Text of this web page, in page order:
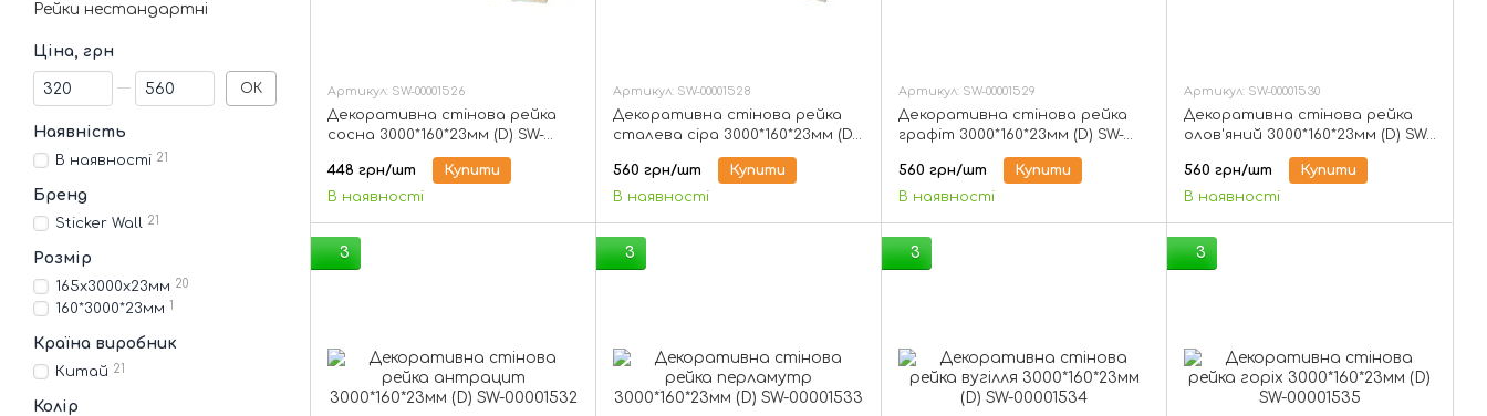
Артикул: SW-00001526
Декоративна стінова рейка
сосна 3000*160*23мм (D) SW-
448 грн/шт
Купити
В наявності
Артикул: SW-00001528
Декоративна стінова рейка
сталева сіра 3000*160*23мм (D)
560 грн/шт
Купити
В наявності
Артикул: SW-00001529
Декоративна стінова рейка
графіт 3000*160*23мм (D) SW-
560 грн/шт
Купити
В наявності
Артикул: SW-00001530
Декоративна стінова рейка
олов'яний 3000*160*23мм (D) SW-
560 грн/шт
Купити
В наявності
3 3 3 3
Рейки нестандартні
Ціна, грн
Від Ціна, грн
До Ціна, грн
ОК
Наявність
В наявності 21
Бренд
Sticker Wall 21
Розмір
165х3000х23мм 20
160*3000*23мм 1
Країна виробник
Китай 21
Колір